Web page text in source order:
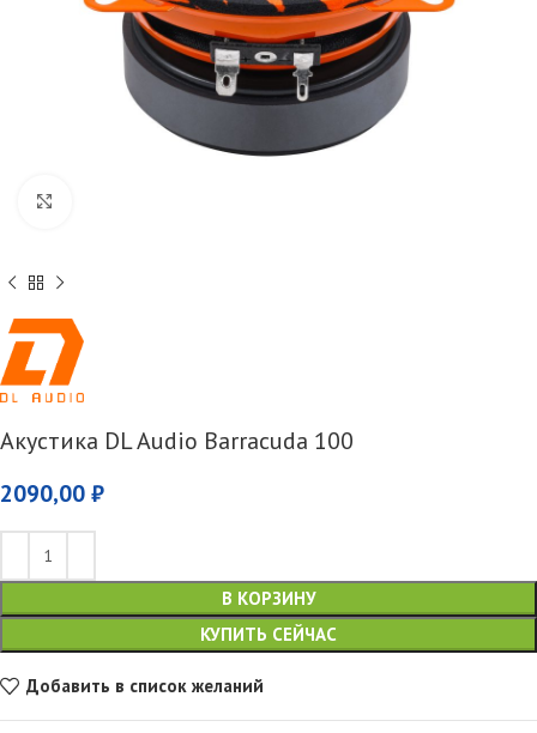
Акустика DL Audio Barracuda 100
2090,00 ₽
В КОРЗИНУ
КУПИТЬ СЕЙЧАС
Добавить в список желаний